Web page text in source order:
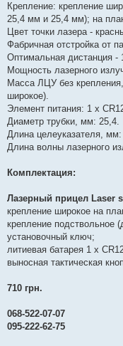
Крепление: крепление
25,4 мм и 25,4 мм); на
Цвет точки лазера -
Фабричная отстройка от
Оптимальная дистанция -
Мощность лазерного
Масса ЛЦУ без
широкое).
Элемент питания: 1 х
Диаметр трубки, мм: 25,4.
Длина целеуказателя, мм:
Длина волны лазерного
Комплектация:
Лазерный прицел Laser
крепление широкое на
крепление подствольное
установочный ключ;
литиевая батарея 1 х
выносная тактическая
710 грн.
068-522-07-07
095-222-62-75